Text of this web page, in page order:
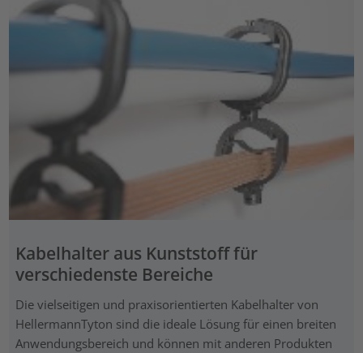
Kabelhalter aus Kunststoff für
verschiedenste Bereiche
Die vielseitigen und praxisorientierten Kabelhalter von
HellermannTyton sind die ideale Lösung für einen breiten
Anwendungsbereich und können mit anderen Produkten